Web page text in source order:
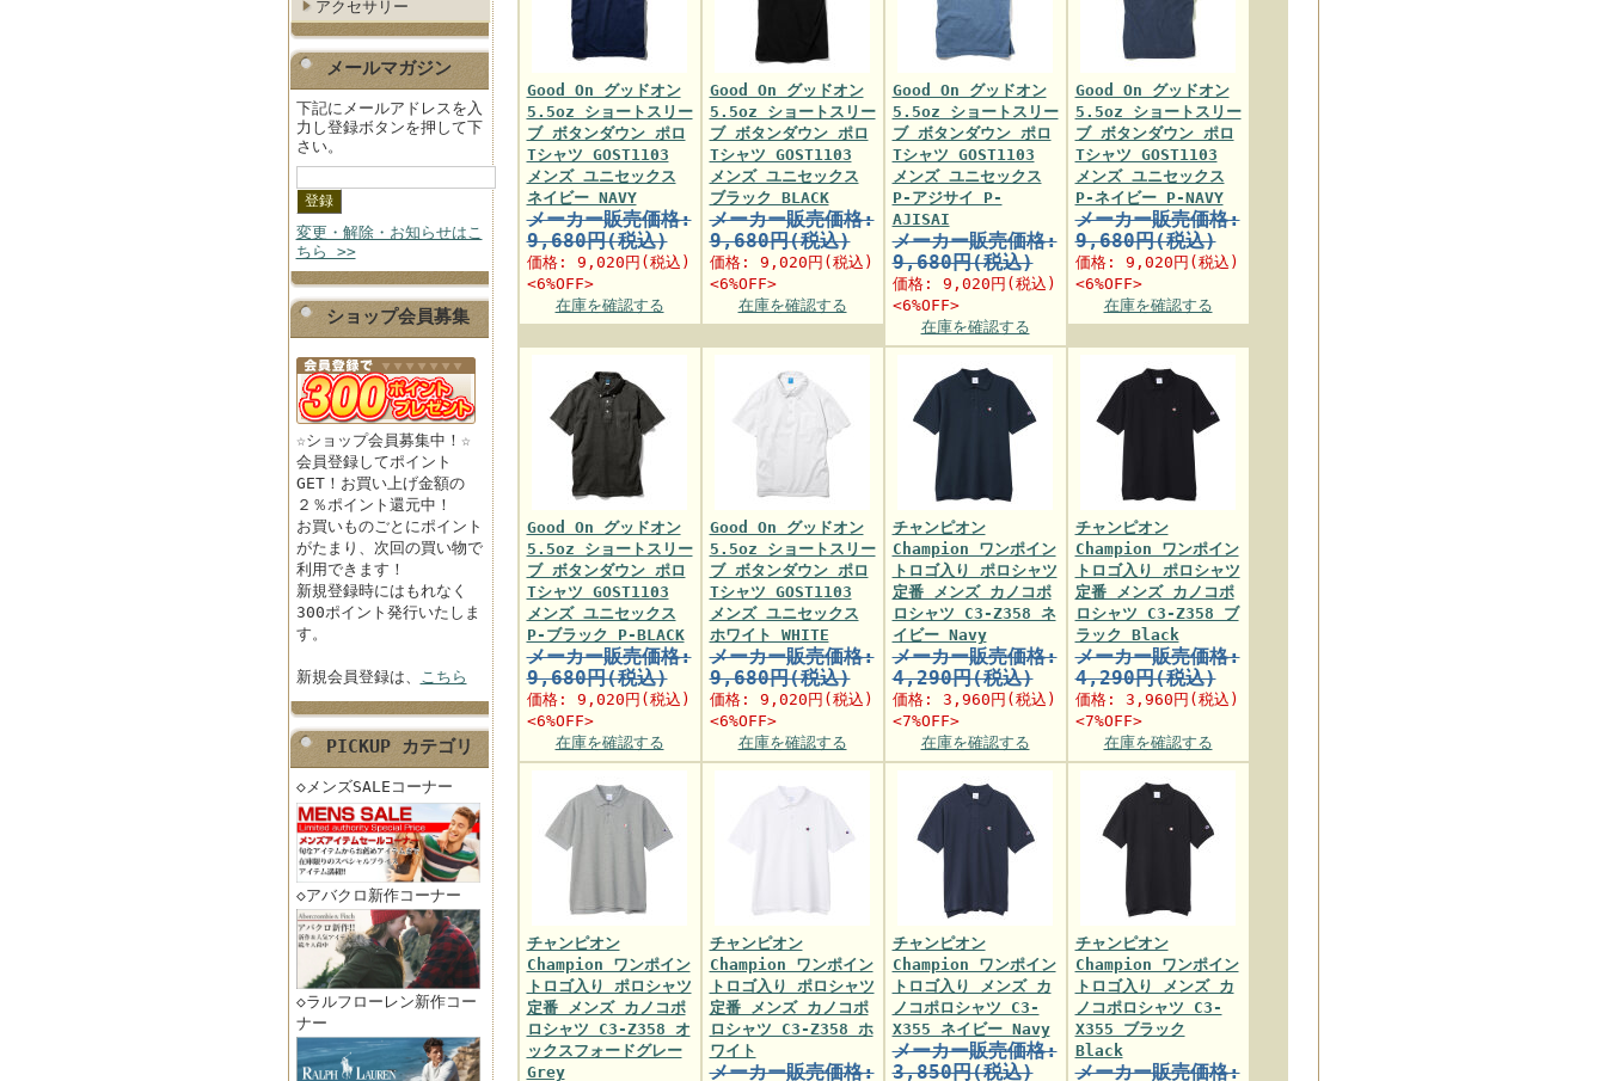
アクセサリー
メールマガジン
下記にメールアドレスを入
力し登録ボタンを押して下
さい。
変更・解除・お知らせはこ
ちら >>
ショップ会員募集
☆ショップ会員募集中！☆
会員登録してポイント
GET！お買い上げ金額の
２％ポイント還元中！
お買いものごとにポイント
がたまり、次回の買い物で
利用できます！
新規登録時にはもれなく
300ポイント発行いたしま
す。
新規会員登録は、 こちら
PICKUP カテゴリ
◇メンズSALEコーナー
◇アバクロ新作コーナー
◇ラルフローレン新作コー
ナー
Good On グッドオン
5.5oz ショートスリー
ブ ボタンダウン ポロ
Tシャツ GOST1103
メンズ ユニセックス
ネイビー NAVY
メーカー販売価格:
9,680円(税込)
価格: 9,020円 (税込)
<6%OFF>
在庫を確認する
Good On グッドオン
5.5oz ショートスリー
ブ ボタンダウン ポロ
Tシャツ GOST1103
メンズ ユニセックス
ブラック BLACK
メーカー販売価格:
9,680円(税込)
価格: 9,020円 (税込)
<6%OFF>
在庫を確認する
Good On グッドオン
5.5oz ショートスリー
ブ ボタンダウン ポロ
Tシャツ GOST1103
メンズ ユニセックス
P-アジサイ P-
AJISAI
メーカー販売価格:
9,680円(税込)
価格: 9,020円 (税込)
<6%OFF>
在庫を確認する
Good On グッドオン
5.5oz ショートスリー
ブ ボタンダウン ポロ
Tシャツ GOST1103
メンズ ユニセックス
P-ネイビー P-NAVY
メーカー販売価格:
9,680円(税込)
価格: 9,020円 (税込)
<6%OFF>
在庫を確認する
Good On グッドオン
5.5oz ショートスリー
ブ ボタンダウン ポロ
Tシャツ GOST1103
メンズ ユニセックス
P-ブラック P-BLACK
メーカー販売価格:
9,680円(税込)
価格: 9,020円 (税込)
<6%OFF>
在庫を確認する
Good On グッドオン
5.5oz ショートスリー
ブ ボタンダウン ポロ
Tシャツ GOST1103
メンズ ユニセックス
ホワイト WHITE
メーカー販売価格:
9,680円(税込)
価格: 9,020円 (税込)
<6%OFF>
在庫を確認する
チャンピオン
Champion ワンポイン
トロゴ入り ポロシャツ
定番 メンズ カノコポ
ロシャツ C3-Z358 ネ
イビー Navy
メーカー販売価格:
4,290円(税込)
価格: 3,960円 (税込)
<7%OFF>
在庫を確認する
チャンピオン
Champion ワンポイン
トロゴ入り ポロシャツ
定番 メンズ カノコポ
ロシャツ C3-Z358 ブ
ラック Black
メーカー販売価格:
4,290円(税込)
価格: 3,960円 (税込)
<7%OFF>
在庫を確認する
チャンピオン
Champion ワンポイン
トロゴ入り ポロシャツ
定番 メンズ カノコポ
ロシャツ C3-Z358 オ
ックスフォードグレー
Grey
チャンピオン
Champion ワンポイン
トロゴ入り ポロシャツ
定番 メンズ カノコポ
ロシャツ C3-Z358 ホ
ワイト
メーカー販売価格:
チャンピオン
Champion ワンポイン
トロゴ入り メンズ カ
ノコポロシャツ C3-
X355 ネイビー Navy
メーカー販売価格:
3,850円(税込)
チャンピオン
Champion ワンポイン
トロゴ入り メンズ カ
ノコポロシャツ C3-
X355 ブラック
Black
メーカー販売価格: